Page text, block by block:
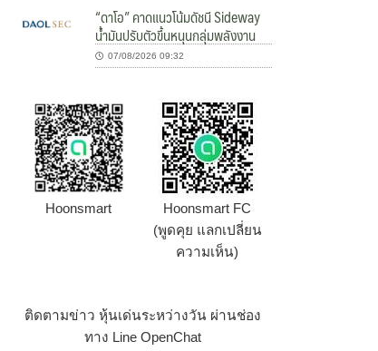
“ดาโอ” คาดแนวโน้มดัชนี Sideway
น้ำมันปรับตัวขึ้นหนุนกลุ่มพลังงาน
07/08/2026 09:32
Hoonsmart
Hoonsmart FC
(พูดคุย แลกเปลี่ยน
ความเห็น)
ติดตามข่าว หุ้นเด่นระหว่างวัน ผ่านช่อง
ทาง Line OpenChat